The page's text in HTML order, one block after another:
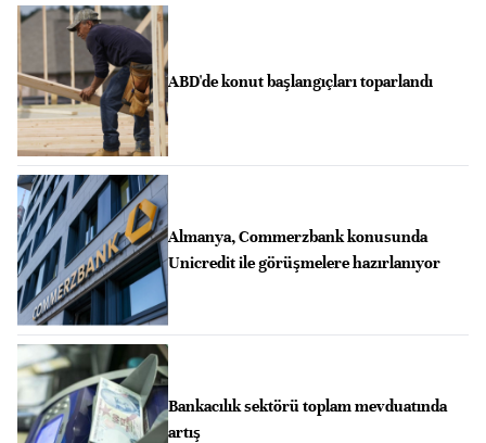
ABD'de konut başlangıçları toparlandı
Almanya, Commerzbank konusunda
Unicredit ile görüşmelere hazırlanıyor
Bankacılık sektörü toplam mevduatında
artış